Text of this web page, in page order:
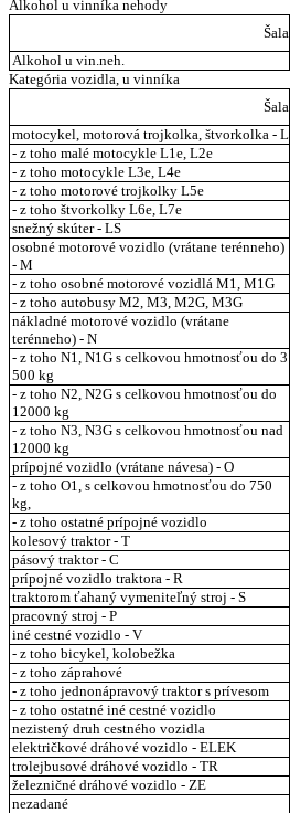
Alkohol u vinníka nehody
Šala
Alkohol u vin.neh.
Kategória vozidla, u vinníka
Šala
motocykel, motorová trojkolka, štvorkolka - L
- z toho malé motocykle L1e, L2e
- z toho motocykle L3e, L4e
- z toho motorové trojkolky L5e
- z toho štvorkolky L6e, L7e
snežný skúter - LS
osobné motorové vozidlo (vrátane terénneho)
- M
- z toho osobné motorové vozidlá M1, M1G
- z toho autobusy M2, M3, M2G, M3G
nákladné motorové vozidlo (vrátane
terénneho) - N
- z toho N1, N1G s celkovou hmotnosťou do 3
500 kg
- z toho N2, N2G s celkovou hmotnosťou do
12000 kg
- z toho N3, N3G s celkovou hmotnosťou nad
12000 kg
prípojné vozidlo (vrátane návesa) - O
- z toho O1, s celkovou hmotnosťou do 750
kg,
- z toho ostatné prípojné vozidlo
kolesový traktor - T
pásový traktor - C
prípojné vozidlo traktora - R
traktorom ťahaný vymeniteľný stroj - S
pracovný stroj - P
iné cestné vozidlo - V
- z toho bicykel, kolobežka
- z toho záprahové
- z toho jednonápravový traktor s prívesom
- z toho ostatné iné cestné vozidlo
nezistený druh cestného vozidla
električkové dráhové vozidlo - ELEK
trolejbusové dráhové vozidlo - TR
železničné dráhové vozidlo - ZE
nezadané